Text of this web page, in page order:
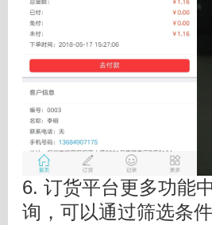
6. 订货平台更多功能
询，可以通过筛选条